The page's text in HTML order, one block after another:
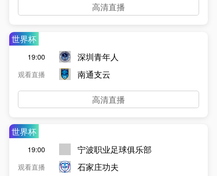
高清直播
世界杯
19:00
观看直播
深圳青年人
南通支云
高清直播
世界杯
19:00
观看直播
宁波职业足球俱乐部
石家庄功夫